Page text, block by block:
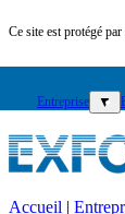
Ce site est protégé
Entreprise ▼
Accueil |